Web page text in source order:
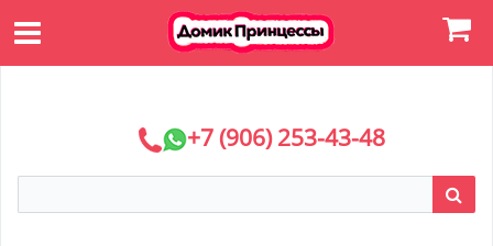
+7 (906) 253-43-48